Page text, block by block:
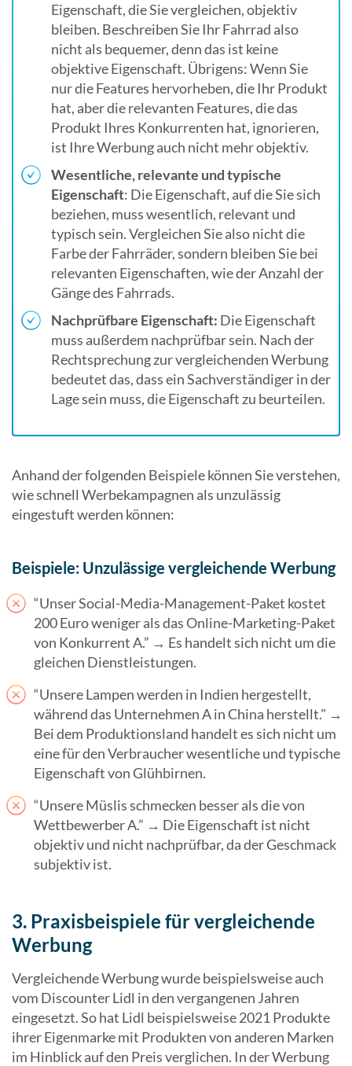
Eigenschaft, die Sie vergleichen, objektiv
bleiben. Beschreiben Sie Ihr Fahrrad also
nicht als bequemer, denn das ist keine
objektive Eigenschaft. Übrigens: Wenn Sie
nur die Features hervorheben, die Ihr Produkt
hat, aber die relevanten Features, die das
Produkt Ihres Konkurrenten hat, ignorieren,
ist Ihre Werbung auch nicht mehr objektiv.
Wesentliche, relevante und typische
Eigenschaft: Die Eigenschaft, auf die Sie sich
beziehen, muss wesentlich, relevant und
typisch sein. Vergleichen Sie also nicht die
Farbe der Fahrräder, sondern bleiben Sie bei
relevanten Eigenschaften, wie der Anzahl der
Gänge des Fahrrads.
Nachprüfbare Eigenschaft: Die Eigenschaft
muss außerdem nachprüfbar sein. Nach der
Rechtsprechung zur vergleichenden Werbung
bedeutet das, dass ein Sachverständiger in der
Lage sein muss, die Eigenschaft zu beurteilen.
Anhand der folgenden Beispiele können Sie verstehen,
wie schnell Werbekampagnen als unzulässig
eingestuft werden können:
Beispiele: Unzulässige vergleichende Werbung
“Unser Social-Media-Management-Paket kostet
200 Euro weniger als das Online-Marketing-Paket
von Konkurrent A.” → Es handelt sich nicht um die
gleichen Dienstleistungen.
“Unsere Lampen werden in Indien hergestellt,
während das Unternehmen A in China herstellt." →
Bei dem Produktionsland handelt es sich nicht um
eine für den Verbraucher wesentliche und typische
Eigenschaft von Glühbirnen.
“Unsere Müslis schmecken besser als die von
Wettbewerber A.” → Die Eigenschaft ist nicht
objektiv und nicht nachprüfbar, da der Geschmack
subjektiv ist.
3. Praxisbeispiele für vergleichende
Werbung
Vergleichende Werbung wurde beispielsweise auch
vom Discounter Lidl in den vergangenen Jahren
eingesetzt. So hat Lidl beispielsweise 2021 Produkte
ihrer Eigenmarke mit Produkten von anderen Marken
im Hinblick auf den Preis verglichen. In der Werbung